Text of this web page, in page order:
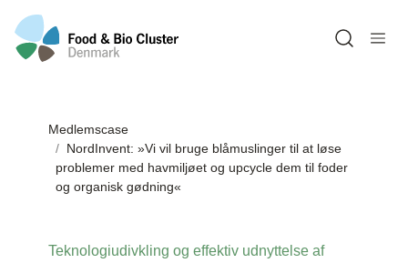
Medlemscase
NordInvent: »Vi vil bruge blåmuslinger til at løse
problemer med havmiljøet og upcycle dem til foder
og organisk gødning«
Teknologiudivkling og effektiv udnyttelse af